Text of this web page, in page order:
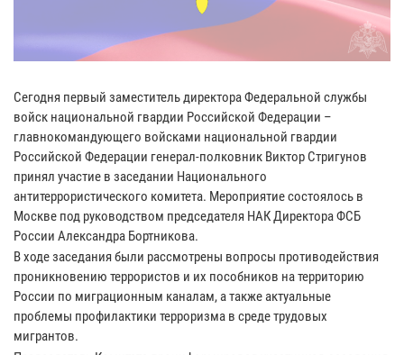
Сегодня первый заместитель директора Федеральной службы
войск национальной гвардии Российской Федерации –
главнокомандующего войсками национальной гвардии
Российской Федерации генерал-полковник Виктор Стригунов
принял участие в заседании Национального
антитеррористического комитета. Мероприятие состоялось в
Москве под руководством председателя НАК Директора ФСБ
России Александра Бортникова.
В ходе заседания были рассмотрены вопросы противодействия
проникновению террористов и их пособников на территорию
России по миграционным каналам, а также актуальные
проблемы профилактики терроризма в среде трудовых
мигрантов.